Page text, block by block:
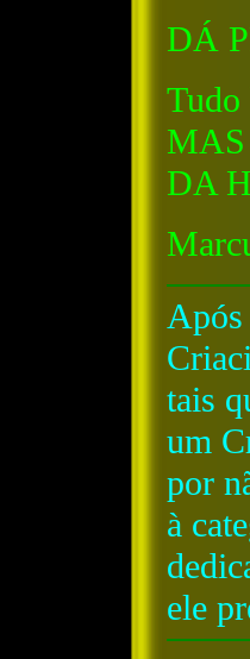
DÁ
Tudo
DA
Após
tais
um
por
à
ele